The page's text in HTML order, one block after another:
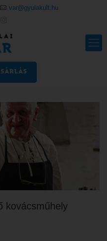
var@gyulakult.hu
kovácsműhely